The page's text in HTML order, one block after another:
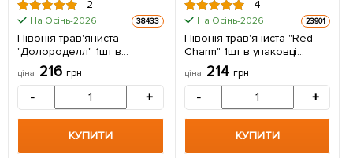
2
На Осінь-2026 38433
Півонія трав'яниста
"Долороделл" 1шт в
ціна 216 грн
- +
КУПИТИ
4
На Осінь-2026 23901
Півонія трав'яниста "Red
Charm" 1шт в упаковці
(Кореневище)
ціна 214 грн
- +
КУПИТИ